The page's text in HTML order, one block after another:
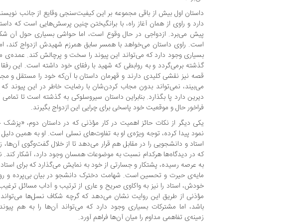
داستان اول بیش از باقی مجموعه بر این کیفیت‌سنجی وقایع از جانب
دارد و راوی از همان آغاز راه، با برانگیختن چنین پرسش‌هایی است که
پیش می‌برد. ازدواجی در حال وقوع است، اما حواشی بسیاری حول آن
است. راوی داستان می‌خواهد با همسر سابق همرزم شهیدش ازدواج کند،
بسیاری وجود دارد که می‌تواند این پیوند را سخت و پرچالش کند. عمده‌ی
گذشته برمی‌گردد و به روابطی که شهید با رفقای خود داشته است. این رفقا
قصه نیز نقشی کلیدی دارند و قهرمان داستان با آن‌که خود را مستقل و
می‌بیند، نمی‌تواند بدون مجاب کردن‌شان با رضایت خاطر در این پیوند
دیرین دارد پا بگذارد. بنابراین داستان سیروسلوکی به گذشته است تا تمامی
فراخور حال و موقعیت خود پاسخی برای چرایی این ازدواج بگیرند.
یکی دیگر از نکات حائز اهمیت در کار مؤذنی که در داستان دوم، «پزشک
نمود پیدا کرده، توجه ویژه‌ی او به تفاوت‌های نسلی است. او به همین
استاد و دانشجویی را در مقابل هم قرار می‌دهد تا از خلال گفت‌وگوی آن‌ها،
که در دیدگاه‌ها هرکدام نسبت به موضوعات همسان وجود دارد، آشکار کند.
به عرصه رسیده، پشتکار و جسارتی از خود به نمایش می‌گذارد که برای
مایه‌ی حیرت و تحسین است. شهامت دخترک دانشجو در بیان بی‌پرده و
خودش، استاد را نیز به واکاوی صریح و عاری از ترتیب و آداب مسائل
مؤذنی از طریق این روایت نشان می‌دهد که گرچه شکاف نسل‌ها
باشد، اما مشترکات بسیاری وجود دارد که می‌تواند آن‌ها را به هم
زمینه‌ی تفاهمی مداوم را میان آن‌ها فراهم آورد.